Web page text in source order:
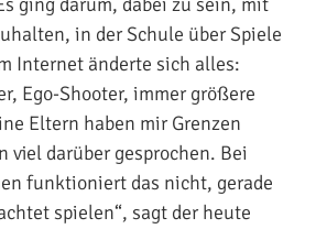
in der Schule über Spiele
Internet änderte sich alles:
Ego-Shooter, immer größere
Eltern haben mir Grenzen
viel darüber gesprochen. Bei
funktioniert das nicht, gerade
spielen“, sagt der heute